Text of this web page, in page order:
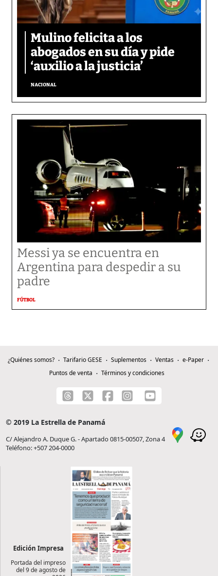
Mulino felicita a los
abogados en su día y pide
‘auxilio a la justicia’
NACIONAL
Messi ya se encuentra en
Argentina para despedir a su
padre
FÚTBOL
¿Quiénes somos? Tarifario GESE Suplementos Ventas
e-Paper
Puntos de venta
Términos y condiciones
© 2019 La Estrella de Panamá
C/ Alejandro A. Duque G. - Apartado 0815-00507, Zona 4
Teléfono: +507 204-0000
Edición Impresa
Portada del impreso
del 9 de agosto de